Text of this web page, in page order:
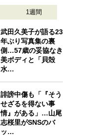
1週間
武田久美子が語る23
年ぶり写真集の裏
側…57歳の妥協なき
美ボディと「貝殻
水…
誹謗中傷も「『そう
せざるを得ない事
情』がある」…山尾
志桜里がSNSのバ
ッ…